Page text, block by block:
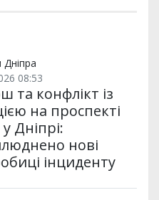
p
08:53
та конфлікт із
на проспекті
Дніпрі:
нові
інциденту